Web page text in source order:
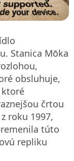
Stanica Mōka
obsluhuje,
črtou
roku 1997,
túto
repliku